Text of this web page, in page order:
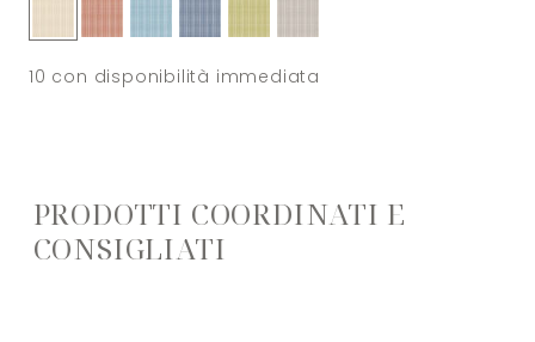
10 con disponibilità immediata
PRODOTTI COORDINATI E
CONSIGLIATI